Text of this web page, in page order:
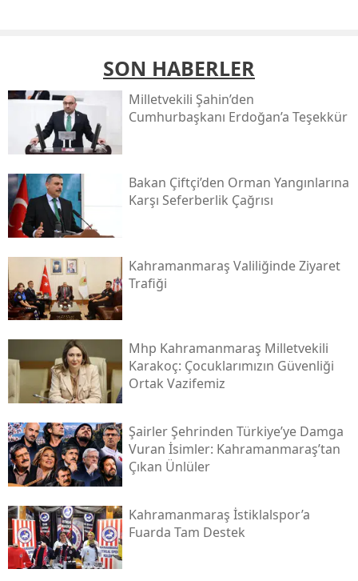
SON HABERLER
Milletvekili Şahin’den
Cumhurbaşkanı Erdoğan’a Teşekkür
Bakan Çiftçi’den Orman Yangınlarına
Karşı Seferberlik Çağrısı
Kahramanmaraş Valiliğinde Ziyaret
Trafiği
Mhp Kahramanmaraş Milletvekili
Karakoç: Çocuklarımızın Güvenliği
Ortak Vazifemiz
Şairler Şehrinden Türkiye’ye Damga
Vuran İsimler: Kahramanmaraş’tan
Çıkan Ünlüler
Kahramanmaraş İstiklalspor’a
Fuarda Tam Destek